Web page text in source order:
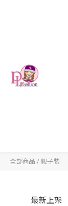
全部商品 / 親子裝
最新上架